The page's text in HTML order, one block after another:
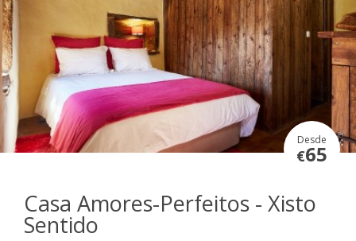
Desde
€65
Casa Amores-Perfeitos - Xisto
Sentido